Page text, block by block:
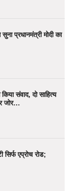
प्रधानमंत्री मोदी का
संवाद, दो साहित्य
जोर…
सिर्फ एप्रोच रोड;